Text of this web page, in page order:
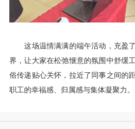
这场温情满满的端午活动，充盈了
界，让大家在松弛惬意的氛围中舒缓
俗传递贴心关怀，拉近了同事之间的
职工的幸福感、归属感与集体凝聚力。